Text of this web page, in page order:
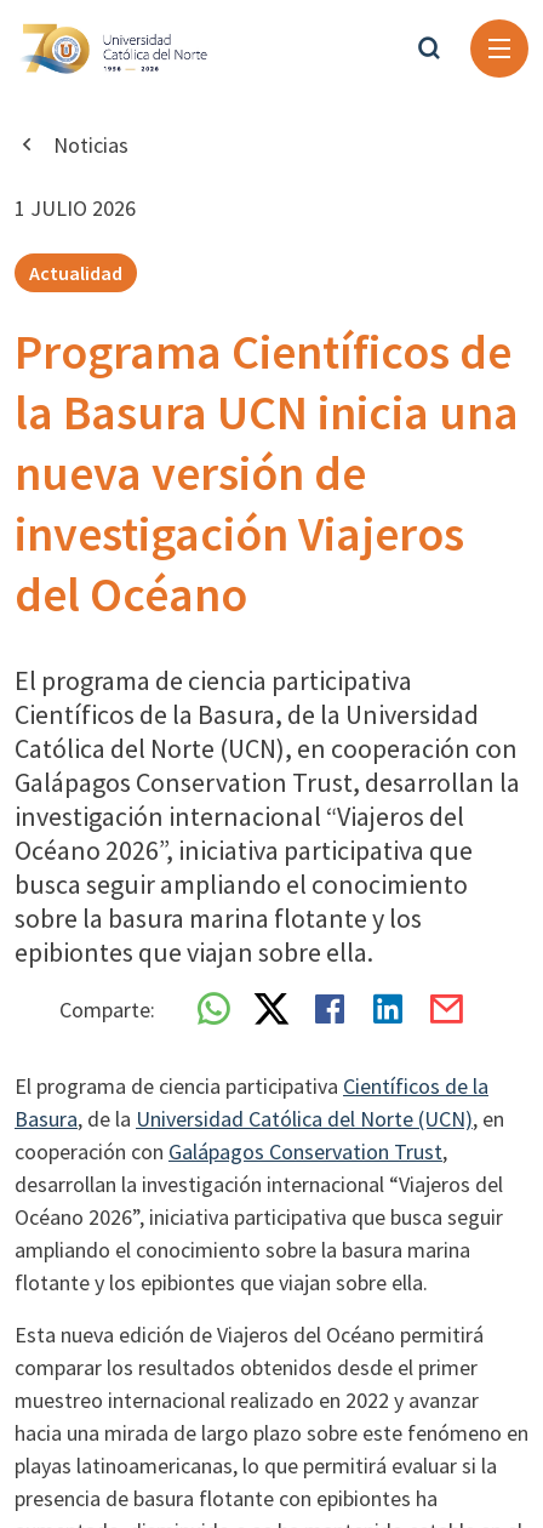
Noticias
1 JULIO 2026
Actualidad
Programa Científicos de
la Basura UCN inicia una
nueva versión de
investigación Viajeros
del Océano
El programa de ciencia participativa
Científicos de la Basura, de la Universidad
Católica del Norte (UCN), en cooperación con
Galápagos Conservation Trust, desarrollan la
investigación internacional “Viajeros del
Océano 2026”, iniciativa participativa que
busca seguir ampliando el conocimiento
sobre la basura marina flotante y los
epibiontes que viajan sobre ella.
Comparte:
El programa de ciencia participativa Científicos de la
Basura, de la Universidad Católica del Norte (UCN), en
cooperación con Galápagos Conservation Trust,
desarrollan la investigación internacional “Viajeros del
Océano 2026”, iniciativa participativa que busca seguir
ampliando el conocimiento sobre la basura marina
flotante y los epibiontes que viajan sobre ella.
Esta nueva edición de Viajeros del Océano permitirá
comparar los resultados obtenidos desde el primer
muestreo internacional realizado en 2022 y avanzar
hacia una mirada de largo plazo sobre este fenómeno en
playas latinoamericanas, lo que permitirá evaluar si la
presencia de basura flotante con epibiontes ha